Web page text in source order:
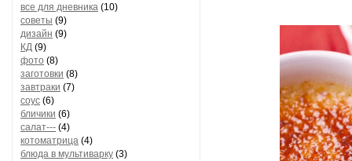
все для дневника (10)
советы (9)
дизайн (9)
КД (9)
фото (8)
заготовки (8)
завтраки (7)
соус (6)
бличики (6)
салат--- (4)
котоматрица (4)
блюда в мультиварку (3)